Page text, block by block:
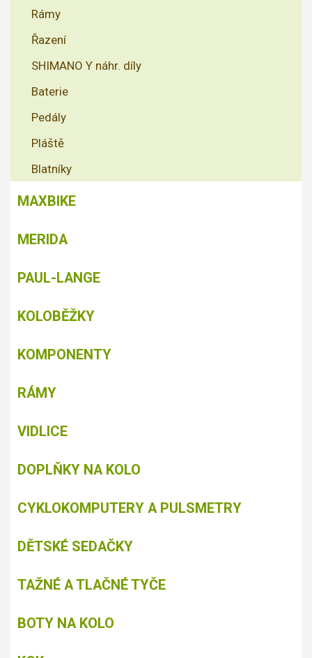
Rámy
Řazení
SHIMANO Y náhr. díly
Baterie
Pedály
Pláště
Blatníky
MAXBIKE
MERIDA
PAUL-LANGE
KOLOBĚŽKY
KOMPONENTY
RÁMY
VIDLICE
DOPLŇKY NA KOLO
CYKLOKOMPUTERY A PULSMETRY
DĚTSKÉ SEDAČKY
TAŽNÉ A TLAČNÉ TYČE
BOTY NA KOLO